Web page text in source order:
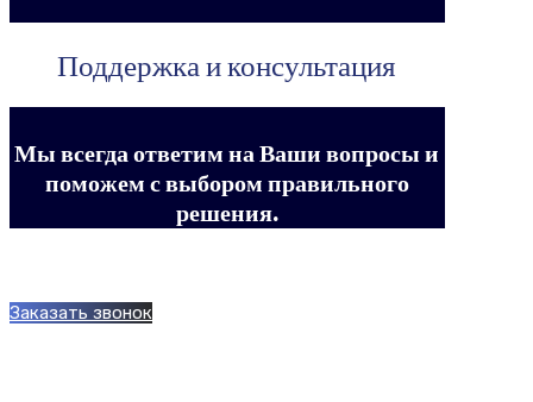
Поддержка и консультация
Мы всегда ответим на Ваши вопросы и
поможем с выбором правильного
решения.
Заказать звонок